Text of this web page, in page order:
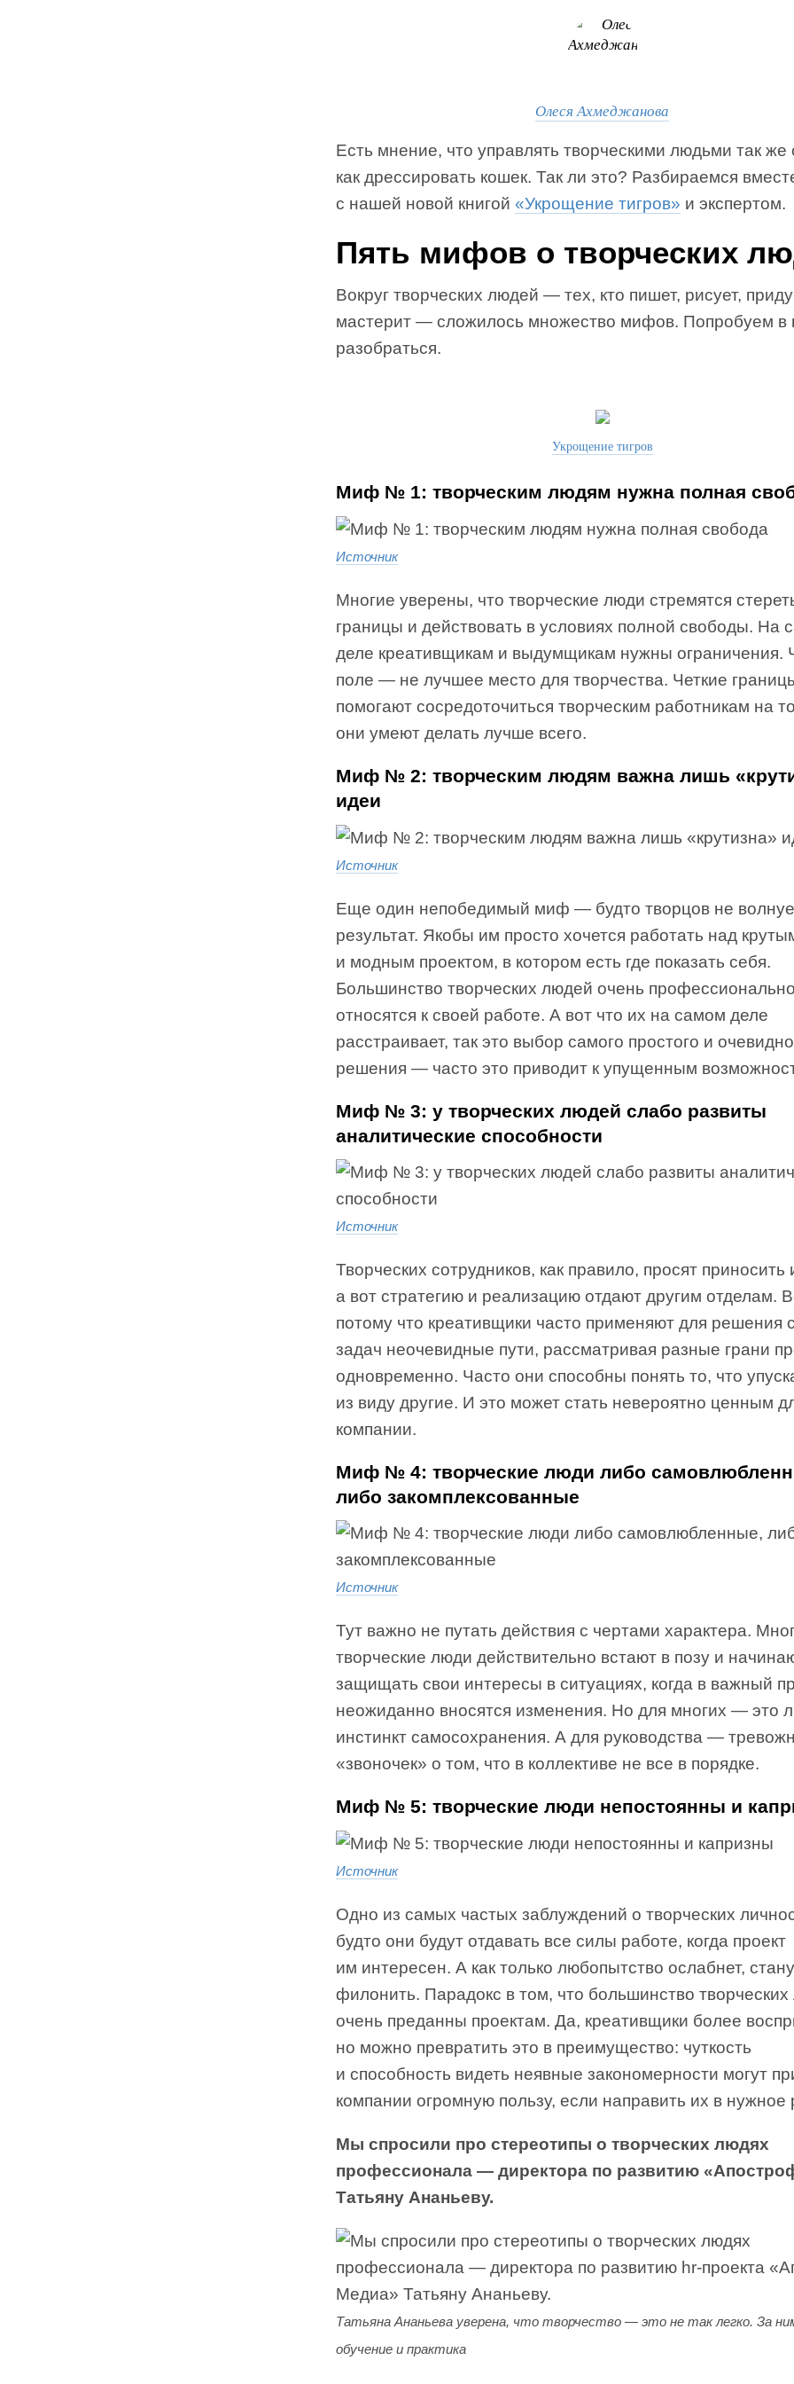
Олеся Ахмеджанова
Есть мнение, что управлять творческими людьми так же
как дрессировать кошек. Так ли это? Разбираемся
с нашей новой книгой «Укрощение тигров» и экспертом.
Пять мифов о творческих
Вокруг творческих людей — тех, кто пишет, рисует,
мастерит — сложилось множество мифов. Попробуем в
разобраться.
Укрощение тигров
Миф № 1: творческим людям нужна полная
Источник
Многие уверены, что творческие люди стремятся
границы и действовать в условиях полной свободы. На
деле креативщикам и выдумщикам нужны ограничения.
поле — не лучшее место для творчества. Четкие
помогают сосредоточиться творческим работникам на
они умеют делать лучше всего.
Миф № 2: творческим людям важна лишь
идеи
Источник
Еще один непобедимый миф — будто творцов не
результат. Якобы им просто хочется работать над
и модным проектом, в котором есть где показать себя.
Большинство творческих людей очень профессионально
относятся к своей работе. А вот что их на самом деле
расстраивает, так это выбор самого простого и
решения — часто это приводит к упущенным
Миф № 3: у творческих людей слабо развиты
аналитические способности
Источник
Творческих сотрудников, как правило, просят приносить
а вот стратегию и реализацию отдают другим отделам.
потому что креативщики часто применяют для решения
задач неочевидные пути, рассматривая разные грани
одновременно. Часто они способны понять то, что
из виду другие. И это может стать невероятно ценным
компании.
Миф № 4: творческие люди либо
либо закомплексованные
Источник
Тут важно не путать действия с чертами характера.
творческие люди действительно встают в позу и
защищать свои интересы в ситуациях, когда в важный
неожиданно вносятся изменения. Но для многих — это
инстинкт самосохранения. А для руководства —
«звоночек» о том, что в коллективе не все в порядке.
Миф № 5: творческие люди непостоянны и
Источник
Одно из самых частых заблуждений о творческих
будто они будут отдавать все силы работе, когда проект
им интересен. А как только любопытство ослабнет,
филонить. Парадокс в том, что большинство
очень преданны проектам. Да, креативщики более
но можно превратить это в преимущество: чуткость
и способность видеть неявные закономерности могут
компании огромную пользу, если направить их в нужное
Мы спросили про стереотипы о творческих людях
профессионала — директора по развитию
Татьяну Ананьеву.
Татьяна Ананьева уверена, что творчество — это не так легко. За
обучение и практика